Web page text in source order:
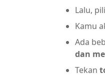
Lalu,
Kamu
Ada
dan
Tekan